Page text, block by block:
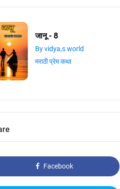
जानू - 8
By vidya,s world
मराठी प्रेम कथा
Facebook